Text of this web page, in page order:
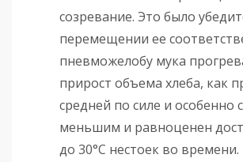
созревание. Это было
перемещении ее
пневможелобу мука
прирост объема хлеба, как
средней по силе и особенно
меньшим и равноценен
до 30°С нестоек во